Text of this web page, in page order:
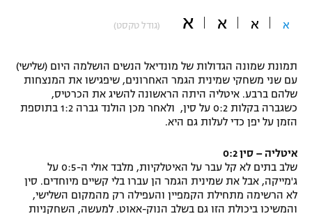
תקנון משתתפים וזוכים בפרסים
תקנון עבור פעילות אלקטרה
תקנון עבור פעילות ספורט 1 – "מרלן"
טניס
תנאי שימוש
כדורמים
פוטבול אמריקאי NFL
ספורט אתגרי ואקסטרים
אומנויות לחימה
א א א א (גודל טקסט)
תמונת שמונה הגדולות של מונדיאל הנשים הושלמה היום (שלישי)
עם שני משחקי שמינית הגמר האחרונים, שיפגישו את המנצחות
שלהם ברבע. איטליה היתה הראשונה להשיג את הכרטיס,
כשגברה בקלות 0:2 על סין, ולאחר מכן הולנד גברה 1:2 בתוספת
הזמן על יפן כדי לעלות גם היא.
איטליה – סין 0:2
שלב בתים לא קל עבר על האיטלקיות, מלבד אולי ה-0:5 על
ג'מייקה, אבל את שמינית הגמר הן עברו בלי קשיים מיוחדים. סין
לא הרשימה מתחילת הקמפיין והעפילה רק מהמקום השלישי,
והמשיכו ביכולת הזו גם בשלב הנוק-אאוט. למעשה, השחקניות